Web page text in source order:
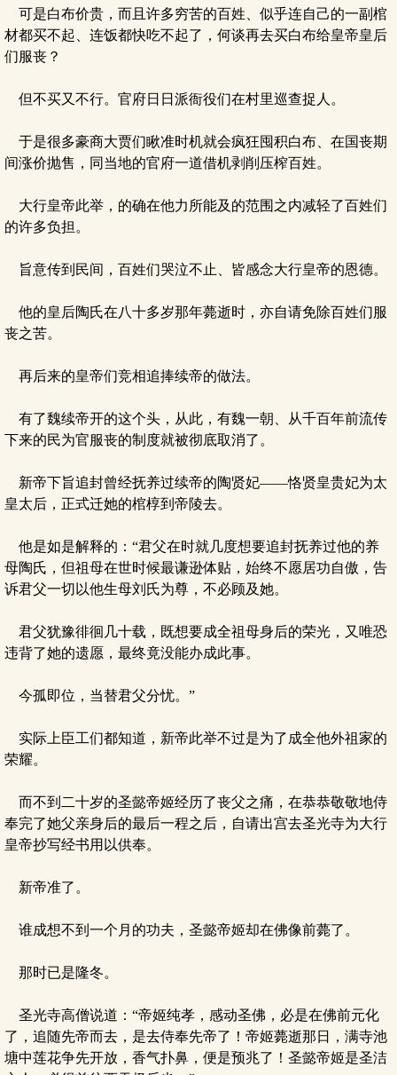
可是白布价贵，而且许多穷苦的百姓、似乎连自己的一副棺
材都买不起、连饭都快吃不起了，何谈再去买白布给皇帝皇后
们服丧？
但不买又不行。官府日日派衙役们在村里巡查捉人。
于是很多豪商大贾们瞅准时机就会疯狂囤积白布、在国丧期
间涨价抛售，同当地的官府一道借机剥削压榨百姓。
大行皇帝此举，的确在他力所能及的范围之内减轻了百姓们
的许多负担。
旨意传到民间，百姓们哭泣不止、皆感念大行皇帝的恩德。
他的皇后陶氏在八十多岁那年薨逝时，亦自请免除百姓们服
丧之苦。
再后来的皇帝们竞相追捧续帝的做法。
有了魏续帝开的这个头，从此，有魏一朝、从千百年前流传
下来的民为官服丧的制度就被彻底取消了。
新帝下旨追封曾经抚养过续帝的陶贤妃——恪贤皇贵妃为太
皇太后，正式迁她的棺椁到帝陵去。
他是如是解释的：“君父在时就几度想要追封抚养过他的养
母陶氏，但祖母在世时候最谦逊体贴，始终不愿居功自傲，告
诉君父一切以他生母刘氏为尊，不必顾及她。
君父犹豫徘徊几十载，既想要成全祖母身后的荣光，又唯恐
违背了她的遗愿，最终竟没能办成此事。
今孤即位，当替君父分忧。”
实际上臣工们都知道，新帝此举不过是为了成全他外祖家的
荣耀。
而不到二十岁的圣懿帝姬经历了丧父之痛，在恭恭敬敬地侍
奉完了她父亲身后的最后一程之后，自请出宫去圣光寺为大行
皇帝抄写经书用以供奉。
新帝准了。
谁成想不到一个月的功夫，圣懿帝姬却在佛像前薨了。
那时已是隆冬。
圣光寺高僧说道：“帝姬纯孝，感动圣佛，必是在佛前元化
了，追随先帝而去，是去侍奉先帝了！帝姬薨逝那日，满寺池
塘中莲花争先开放，香气扑鼻，便是预兆了！圣懿帝姬是圣洁